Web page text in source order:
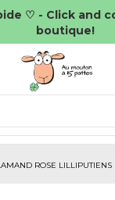
♡ - Click and
boutique!
ROSE LILLIPUTIENS